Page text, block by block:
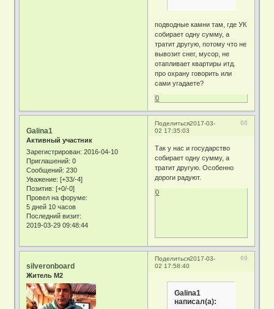
подводные камни там, где УК
собирает одну сумму, а
тратит другую, потому что не
вывозит снег, мусор, не
отапливает квартиры итд.
про охрану говорить или
сами угадаете?
0
Поделиться 68
2017-03-
02 17:35:03
Galina1
Активный участник
Зарегистрирован: 2016-04-10
Приглашений: 0
Сообщений: 230
Уважение: [+33/-4]
Позитив: [+0/-0]
Провел на форуме:
5 дней 10 часов
Последний визит:
2019-03-29 09:48:44
Так у нас и государство
собирает одну сумму, а
тратит другую. Особенно
дороги радуют.
0
Поделиться 69
2017-03-
02 17:58:40
silveronboard
Житель М2
Galina1
написал(а):